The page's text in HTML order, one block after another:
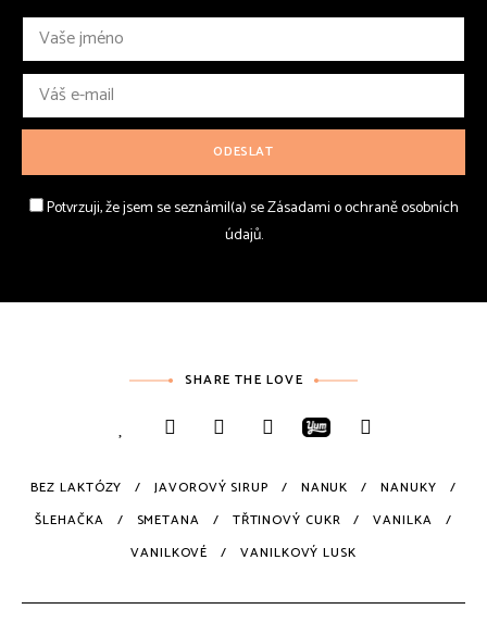
Potvrzuji, že jsem se seznámil(a) se Zásadami o ochraně osobních
údajů.
SHARE THE LOVE
BEZ LAKTÓZY JAVOROVÝ SIRUP NANUK
NANUKY
ŠLEHAČKA
SMETANA TŘTINOVÝ CUKR
VANILKA
VANILKOVÉ
VANILKOVÝ LUSK